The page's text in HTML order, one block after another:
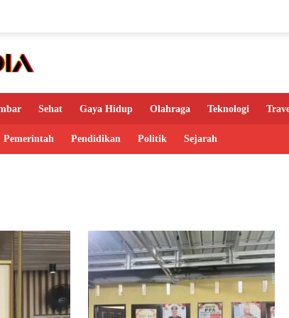
Sehat Gaya Hidup Olahraga Teknologi
Pemerintah Pendidikan Politik Sejarah